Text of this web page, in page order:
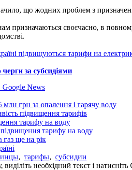
що жодних проблем з
призначаються своєчасно, в
підвищуються тарифи на
за субсидіями
Google News
грн за опалення і гарячу воду
підвищення тарифів
тарифу на воду
тарифу на воду
газ ще на рік
, тарифы, субсидии
необхідний текст і